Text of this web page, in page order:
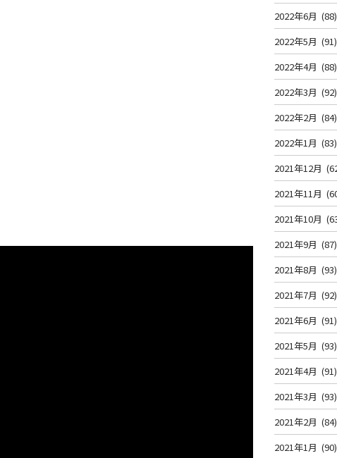
2022年6月 (88)
2022年5月 (91)
2022年4月 (88)
2022年3月 (92)
2022年2月 (84)
2022年1月 (83)
2021年12月
2021年11月
2021年10月
2021年9月 (87)
2021年8月 (93)
2021年7月 (92)
2021年6月 (91)
2021年5月 (93)
2021年4月 (91)
2021年3月 (93)
2021年2月 (84)
2021年1月 (90)